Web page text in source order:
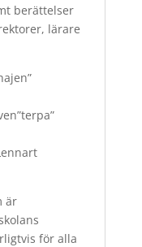
berättelser
lärare
är
för alla